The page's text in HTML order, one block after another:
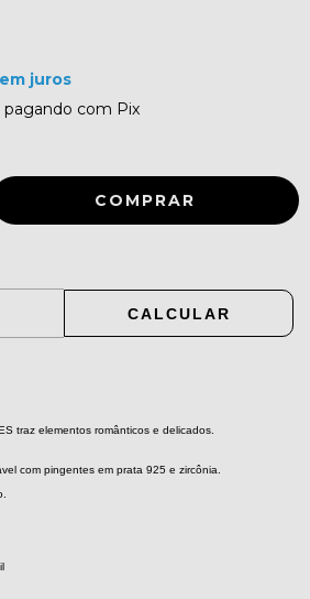
juros
pagando com Pix
CALCULAR
traz elementos românticos e delicados.
com pingentes em prata 925 e zircônia.